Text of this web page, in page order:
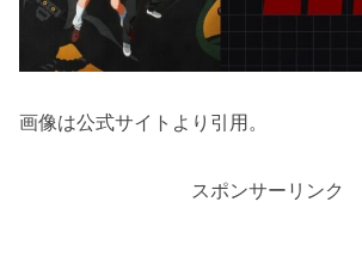
画像は公式サイトより引用。
スポンサーリンク